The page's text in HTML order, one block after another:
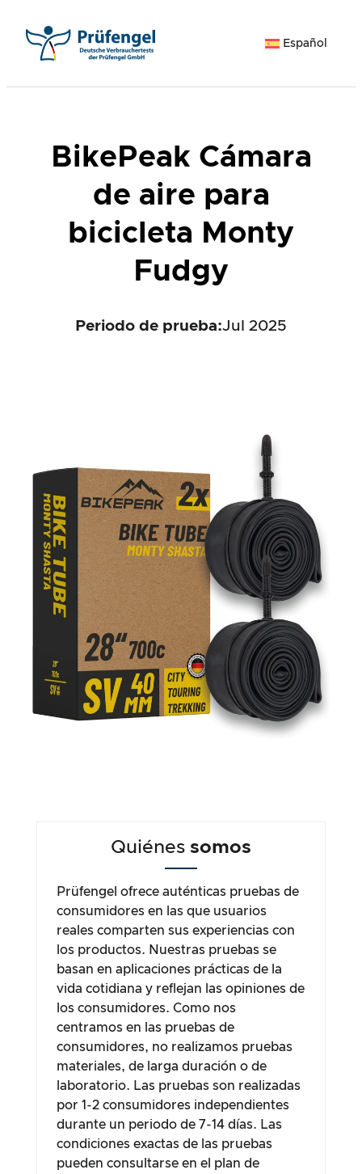
contenido
Español
BikePeak Cámara
de aire para
bicicleta Monty
Fudgy
Periodo de prueba:Jul 2025
Quiénes somos
Prüfengel ofrece auténticas pruebas de
consumidores en las que usuarios
reales comparten sus experiencias con
los productos. Nuestras pruebas se
basan en aplicaciones prácticas de la
vida cotidiana y reflejan las opiniones de
los consumidores. Como nos
centramos en las pruebas de
consumidores, no realizamos pruebas
materiales, de larga duración o de
laboratorio. Las pruebas son realizadas
por 1-2 consumidores independientes
durante un periodo de 7-14 días. Las
condiciones exactas de las pruebas
pueden consultarse en el plan de